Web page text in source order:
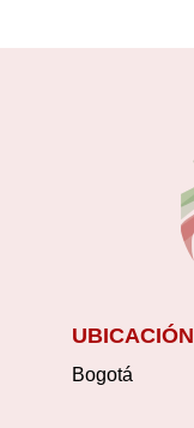
UBICACIÓN
Bogotá